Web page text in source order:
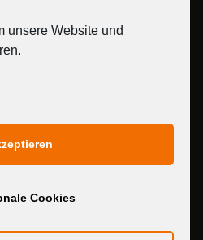
unsere Website und
Cookies